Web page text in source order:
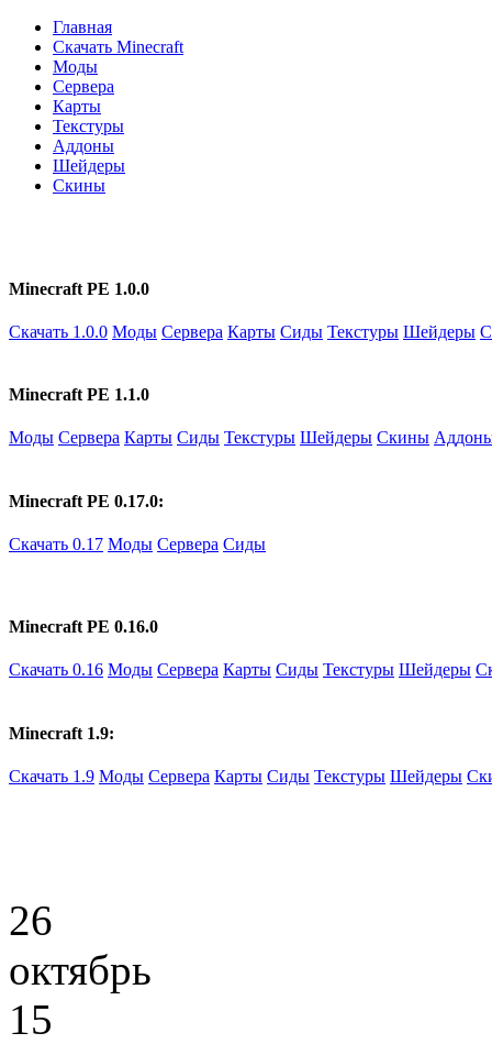
Главная
Скачать Minecraft
Моды
Сервера
Карты
Текстуры
Аддоны
Шейдеры
Скины
Minecraft PE 1.0.0
Скачать 1.0.0 Моды Сервера Карты Сиды Текстуры Шейдеры
Minecraft PE 1.1.0
Моды Сервера Карты Сиды Текстуры Шейдеры Скины
Minecraft PE 0.17.0:
Скачать 0.17 Моды Сервера Сиды
Minecraft PE 0.16.0
Скачать 0.16 Моды Сервера Карты Сиды Текстуры Шейдеры
Minecraft 1.9:
Скачать 1.9 Моды Сервера Карты Сиды Текстуры Шейдеры
26
октябрь
15